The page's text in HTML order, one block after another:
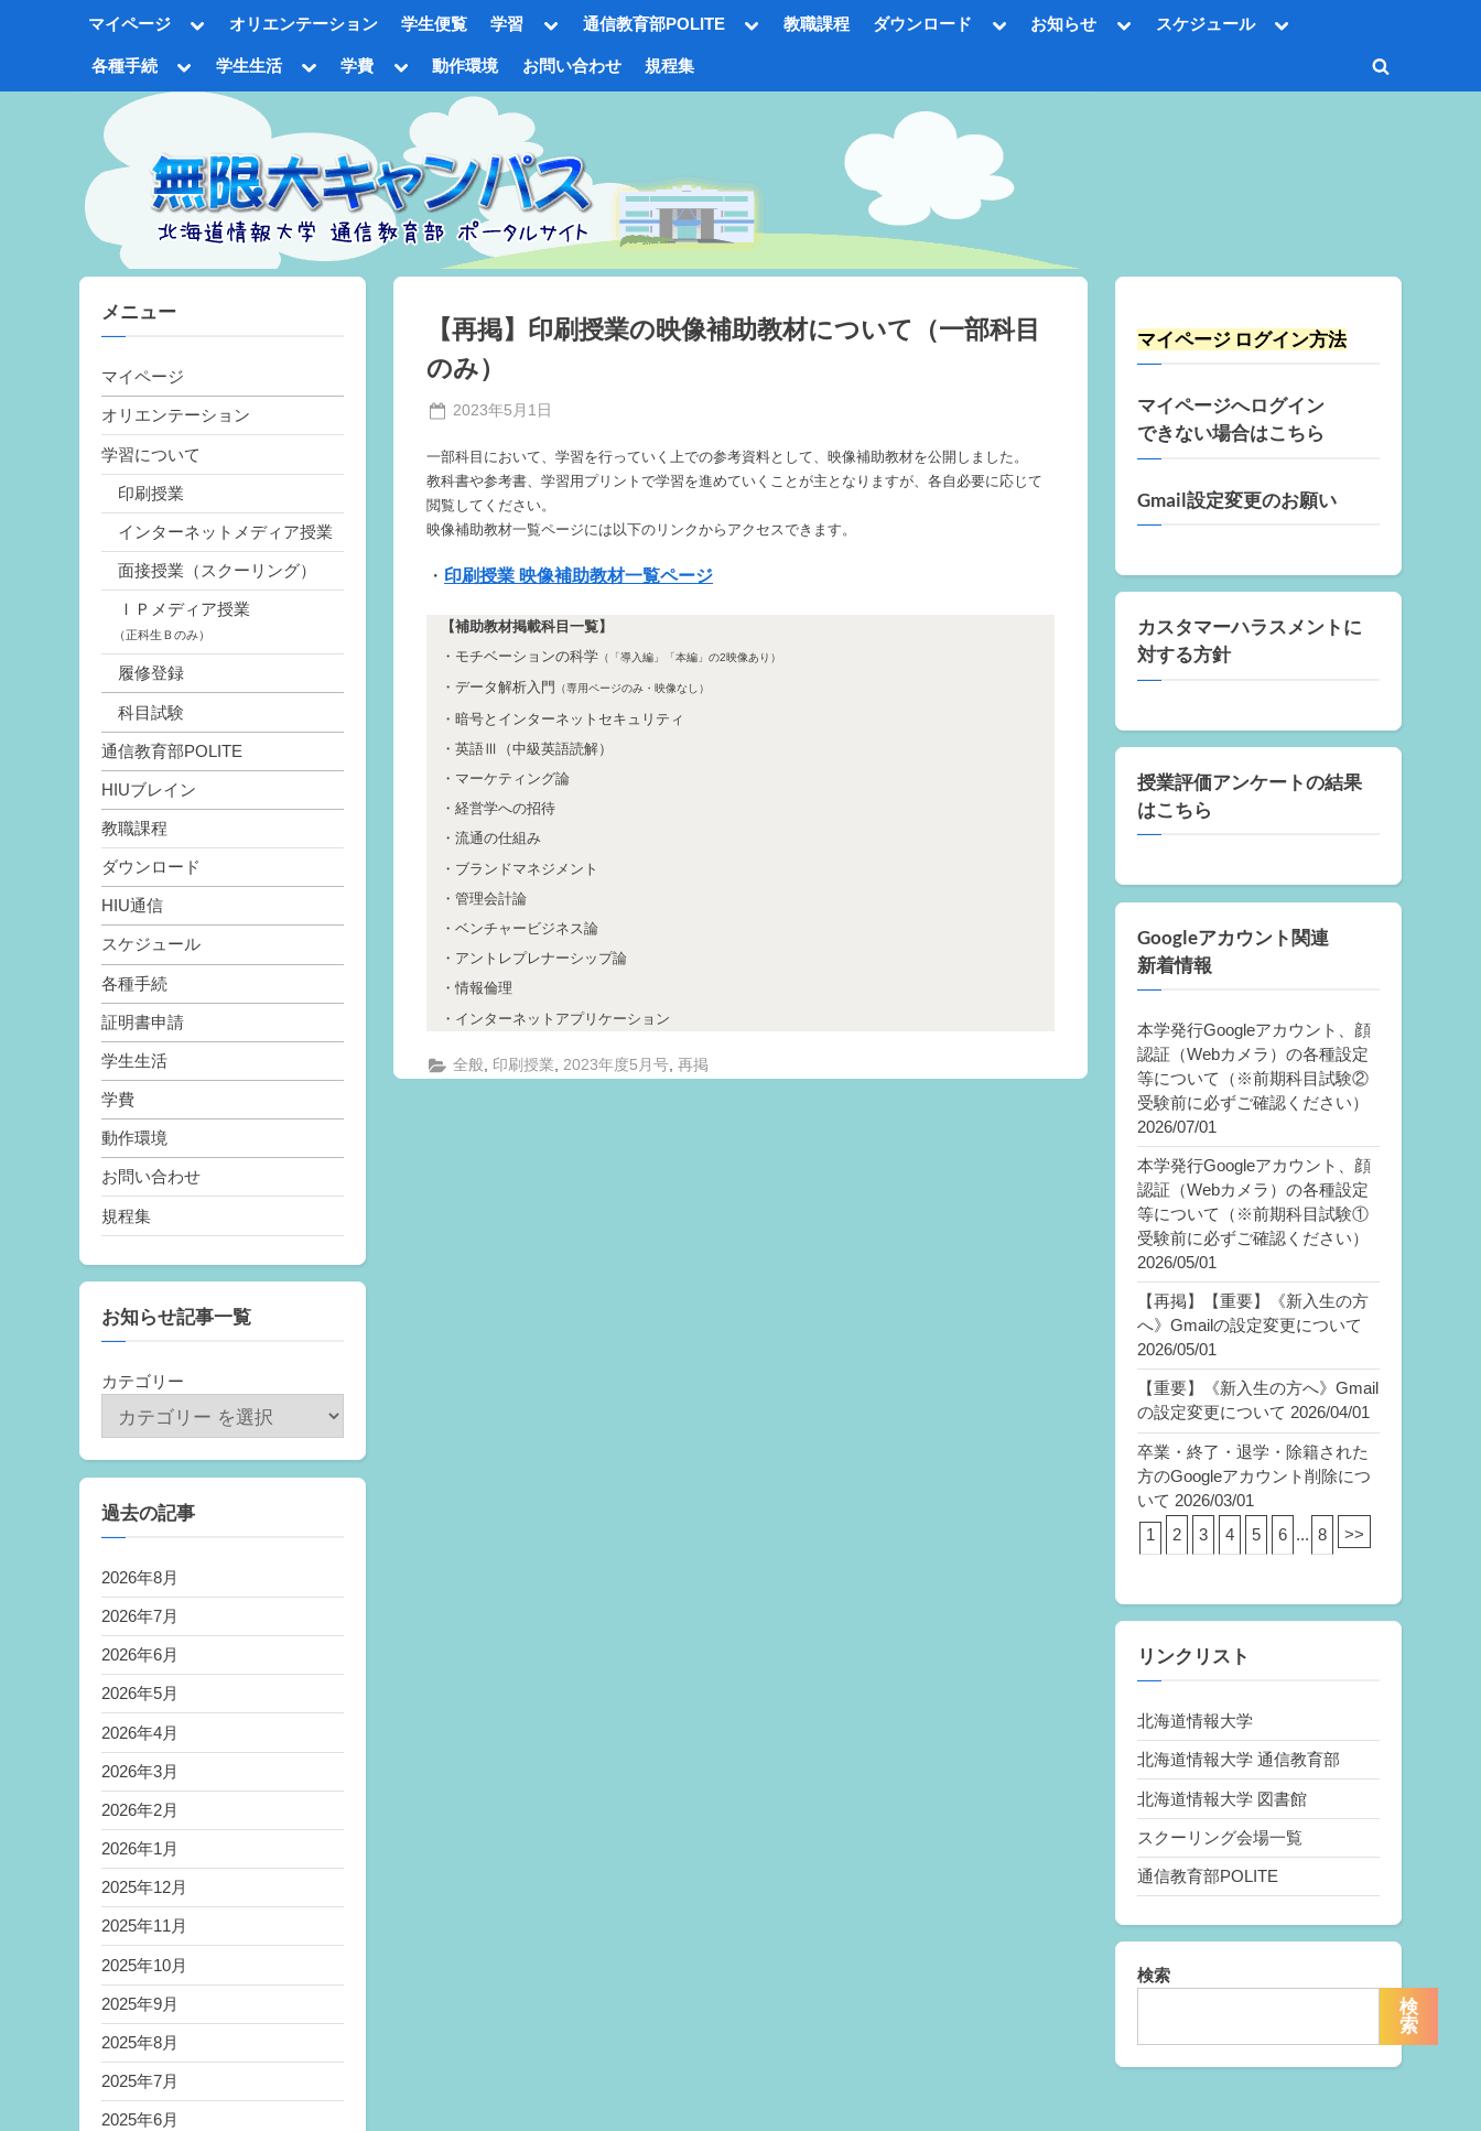
マイページ
Toggle
menu
オリエンテーション 学生便覧 学習
Toggle
menu
Toggle
sub-
menu
Toggle
通信教育部POLITE
Toggle教職課程 ダウンロード
Toggle
Toggle
お知らせ
Toggle
menu
スケジュール
Toggle
各種手続
Toggle
menu
学生生活
Toggle
sub-
menu
学費
Toggle動作環境 お問い合わせ 規程集
Toggle
【再掲】印刷授業の映像補助教材について（一部科目
のみ）
Posted
2023年5月1日
務
局
一部科目において、学習を行っていく上での参考資料として、映像補助教材を公開しました。
教科書や参考書、学習用プリントで学習を進めていくことが主となりますが、各自必要に応じて
閲覧してください。
映像補助教材一覧ページには以下のリンクからアクセスできます。
・ 印刷授業 映像補助教材一覧ページ
【補助教材掲載科目一覧】
モチベーションの科学 （「導入編」「本編」の2映像あり）
データ解析入門 （専用ページのみ・映像なし）
暗号とインターネットセキュリティ
英語Ⅲ（中級英語読解）
マーケティング論
経営学への招待
流通の仕組み
ブランドマネジメント
管理会計論
ベンチャービジネス論
アントレプレナーシップ論
情報倫理
インターネットアプリケーション
全般 印刷授業 2023年度5月号 ,再掲
メニュー
マイページ
オリエンテーション
学習について
印刷授業
インターネットメディア授業
面接授業（スクーリング）
ＩＰメディア授業
（正科生Ｂのみ）
履修登録
科目試験
通信教育部POLITE
HIUブレイン
教職課程
ダウンロード
HIU通信
スケジュール
各種手続
証明書申請
学生生活
学費
動作環境
お問い合わせ
規程集
お知らせ記事一覧
カテゴリー
過去の記事
2026年8月
2026年7月
2026年6月
2026年5月
2026年4月
2026年3月
2026年2月
2026年1月
2025年12月
2025年11月
2025年10月
2025年9月
2025年8月
2025年7月
2025年6月
マイページ ログイン方法
マイページへログイン
できない場合はこちら
Gmail設定変更のお願い
カスタマーハラスメントに
対する方針
授業評価アンケートの結果
はこちら
Googleアカウント関連
新着情報
本学発行Googleアカウント、顔
認証（Webカメラ）の各種設定
等について（※前期科目試験②
受験前に必ずご確認ください）
2026/07/01
本学発行Googleアカウント、顔
認証（Webカメラ）の各種設定
等について（※前期科目試験①
受験前に必ずご確認ください）
2026/05/01
【再掲】【重要】《新入生の方
へ》Gmailの設定変更について
2026/05/01
【重要】《新入生の方へ》Gmail
の設定変更について 2026/04/01
卒業・終了・退学・除籍された
方のGoogleアカウント削除につ
いて 2026/03/01
1
2 3 4 5 6 ... 8 >>
リンクリスト
北海道情報大学
北海道情報大学 通信教育部
北海道情報大学 図書館
スクーリング会場一覧
通信教育部POLITE
検索
検
索